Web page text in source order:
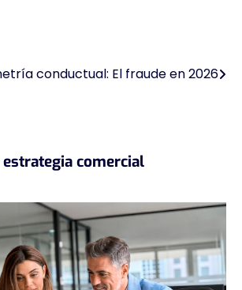
conductual: El fraude en 2026
comercial